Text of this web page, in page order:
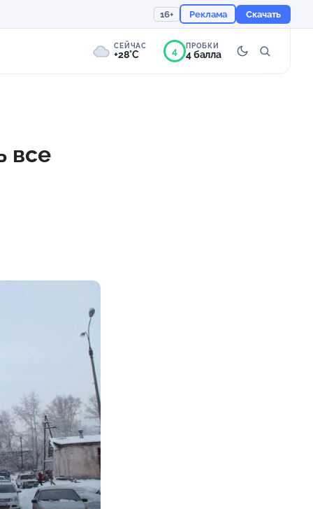
16+ Реклама Скачать
СЕЙЧАС
+28°C 4 ПРОБКИ
4 балла
все